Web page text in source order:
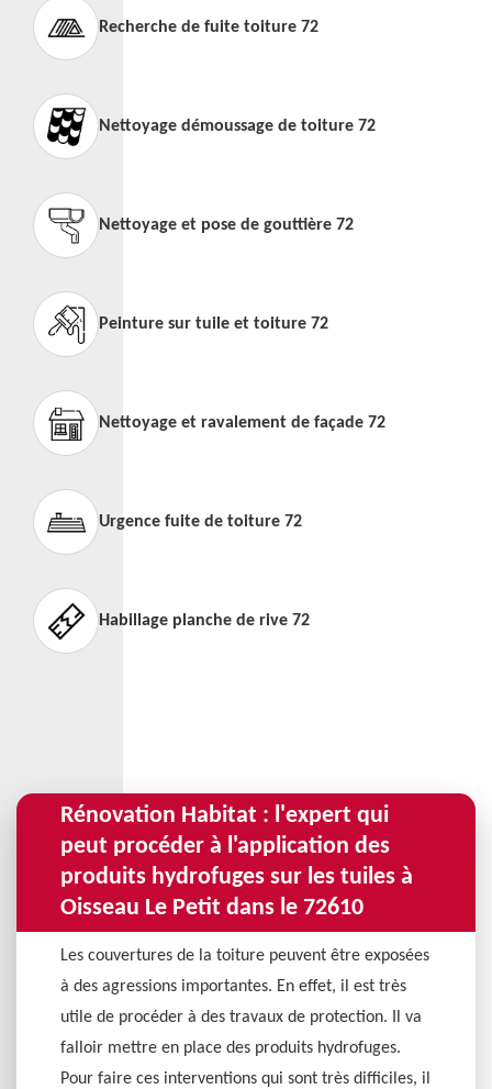
Recherche de fuite toiture 72
Nettoyage démoussage de toiture 72
Nettoyage et pose de gouttière 72
Peinture sur tuile et toiture 72
Nettoyage et ravalement de façade 72
Urgence fuite de toiture 72
Habillage planche de rive 72
Rénovation Habitat : l'expert qui
peut procéder à l'application des
produits hydrofuges sur les tuiles à
Oisseau Le Petit dans le 72610
Les couvertures de la toiture peuvent être exposées
à des agressions importantes. En effet, il est très
utile de procéder à des travaux de protection. Il va
falloir mettre en place des produits hydrofuges.
Pour faire ces interventions qui sont très difficiles, il